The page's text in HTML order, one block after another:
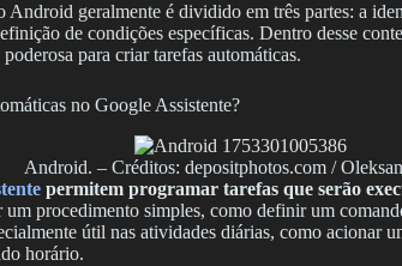
Android geralmente é dividido em três partes: a
de condições específicas. Dentro desse
para criar tarefas automáticas.
no Google Assistente?
Android. – Créditos: depositphotos.com /
permitem programar tarefas que serão
procedimento simples, como definir um
útil nas atividades diárias, como acionar
horário.